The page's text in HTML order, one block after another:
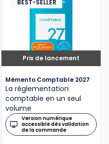
Prix de lancement
BEST-SELLER
Mémento Comptable 2027
La réglementation
comptable en un seul
volume
Version numérique
accessible dès validation
de la commande